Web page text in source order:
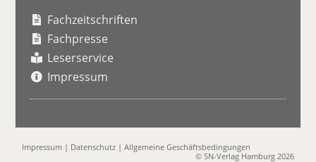
Fachzeitschriften
Fachpresse
Leserservice
Impressum
Impressum | Datenschutz |Allgemeine Geschäftsbedingungen
© SN-Verlag Hamburg 2026